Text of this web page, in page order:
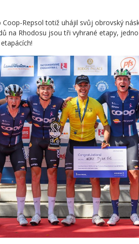
Coop-Repsol totiž uhájil svůj obrovský
na Rhodosu jsou tři vyhrané etapy,